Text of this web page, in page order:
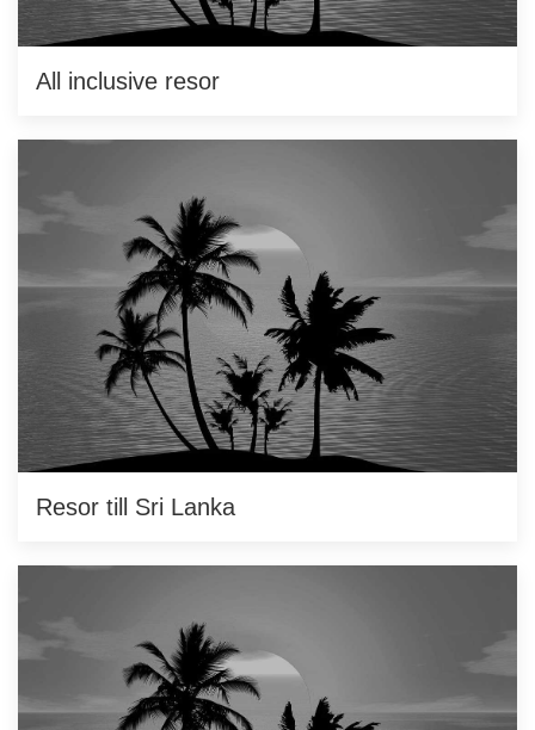
All inclusive resor
Resor till Sri Lanka